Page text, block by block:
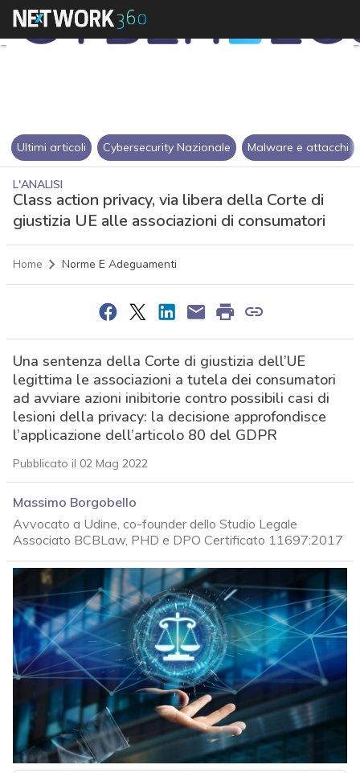
Ultimi articoli Cybersecurity Nazionale Malware e attacchi
L'ANALISI
Class action privacy, via libera della Corte di
giustizia UE alle associazioni di consumatori
Home Norme E Adeguamenti
Una sentenza della Corte di giustizia dell’UE
legittima le associazioni a tutela dei consumatori
ad avviare azioni inibitorie contro possibili casi di
lesioni della privacy: la decisione approfondisce
l’applicazione dell’articolo 80 del GDPR
Pubblicato il 02 Mag 2022
Massimo Borgobello
Avvocato a Udine, co-founder dello Studio Legale
Associato BCBLaw, PHD e DPO Certificato 11697:2017